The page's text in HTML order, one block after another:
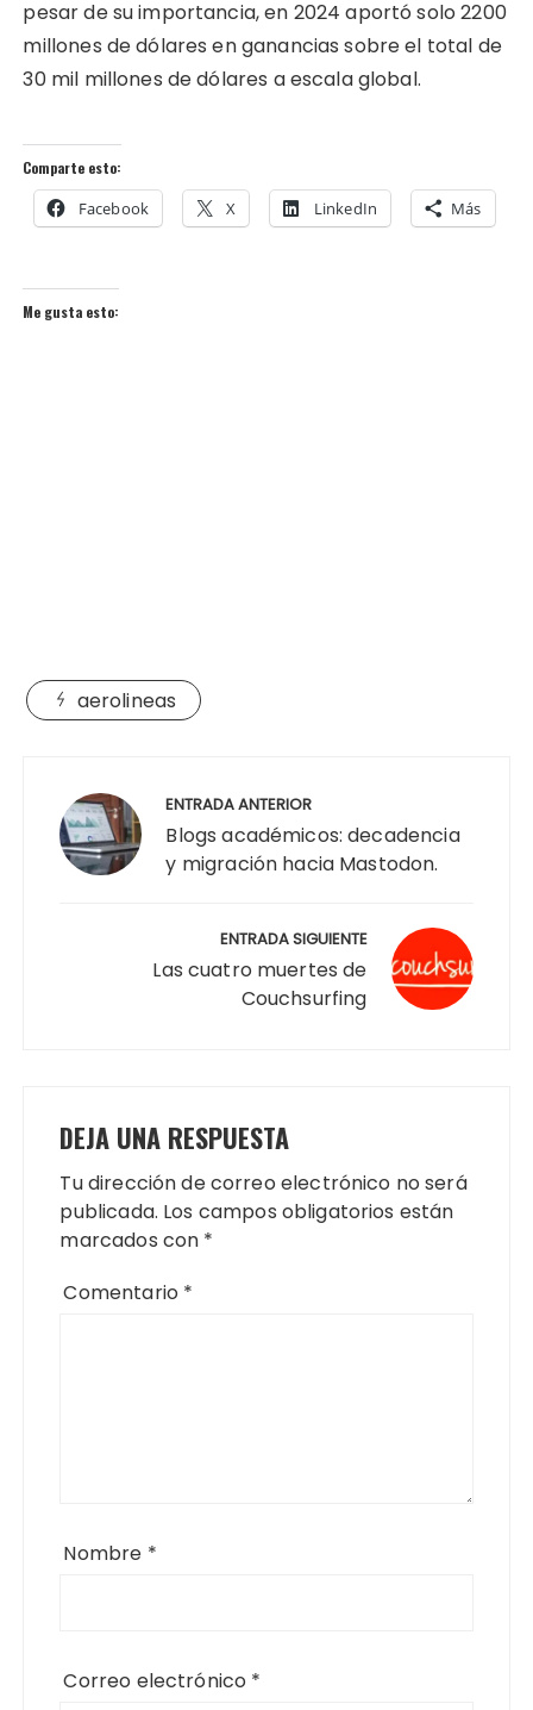
pesar de su importancia, en 2024 aportó solo 2200
millones de dólares en ganancias sobre el total de
30 mil millones de dólares a escala global.
Comparte esto:
Facebook X LinkedIn Más
Me gusta esto:
aerolineas
entradas
ENTRADA ANTERIOR
Blogs académicos: decadencia
y migración hacia Mastodon.
ENTRADA SIGUIENTE
Las cuatro muertes de
Couchsurfing
DEJA UNA RESPUESTA
Tu dirección de correo electrónico no será
publicada. Los campos obligatorios están
marcados con *
Comentario *
Nombre *
Correo electrónico *